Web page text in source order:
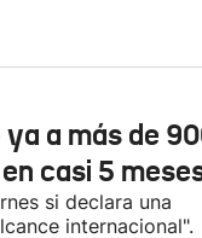
a más de
casi 5
si declara una
internacional".